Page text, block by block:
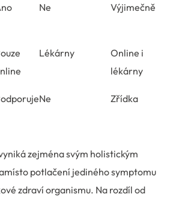
Ne Výjimečně
Lékárny
Online i
lékárny
Ne Zřídka
zejména svým holistickým
potlačení jediného symptomu
zdraví organismu. Na rozdíl od